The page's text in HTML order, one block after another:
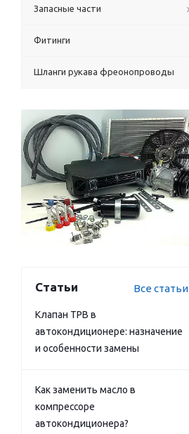
Запасные части
Фитинги
Шланги рукава фреонопроводы
Статьи Все статьи
Клапан ТРВ в
автокондиционере: назначение
и особенности замены
Как заменить масло в
компрессоре
автокондиционера?